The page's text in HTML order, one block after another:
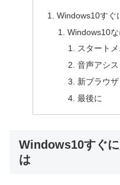
Windows10すぐ
Windows10
スタートメ
音声アシス
新ブラウ
最後に
Windows10すぐ
は